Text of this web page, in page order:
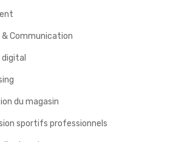
& Communication
du magasin
sportifs professionnels